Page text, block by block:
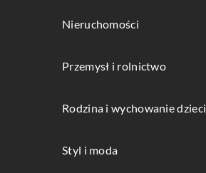
Nieruchomości
Przemysł i rolnictwo
Rodzina i wychowanie dzieci
Styl i moda